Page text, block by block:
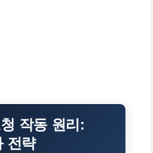
작동 원리:
전략